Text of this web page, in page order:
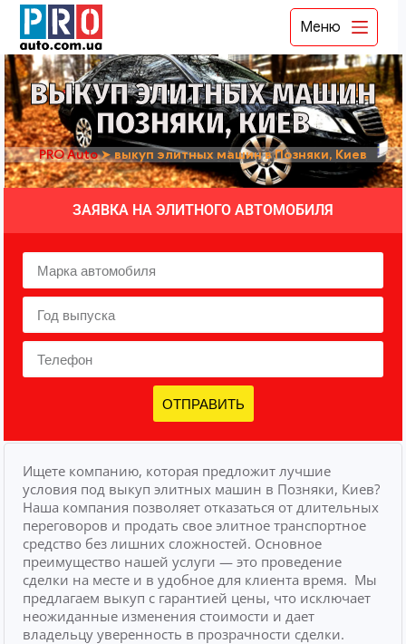
Меню
ВЫКУП ЭЛИТНЫХ МАШИН
ПОЗНЯКИ, КИЕВ
PRO Auto➤выкуп элитных машин в Позняки, Киев
ЗАЯВКА НА ЭЛИТНОГО АВТОМОБИЛЯ
ОТПРАВИТЬ
Ищете компанию, которая предложит лучшие
условия под выкуп элитных машин в Позняки, Киев?
Наша компания позволяет отказаться от длительных
переговоров и продать свое элитное транспортное
средство без лишних сложностей. Основное
преимущество нашей услуги — это проведение
сделки на месте и в удобное для клиента время. Мы
предлагаем выкуп с гарантией цены, что исключает
неожиданные изменения стоимости и дает
владельцу уверенность в прозрачности сделки.